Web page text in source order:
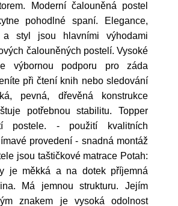
Moderní čalouněná postel
pohodlné spaní. Elegance,
a styl jsou hlavními výhodami
čalouněných postelí. Vysoké
výbornou podporu pro záda
při čtení knih nebo sledování
pevná, dřevěná konstrukce
potřebnou stabilitu. Topper
postele. - použití kvalitních
provedení - snadná montáž
jsou taštičkové matrace Potah:
je měkká a na dotek příjemná
Má jemnou strukturu. Jejím
znakem je vysoká odolnost